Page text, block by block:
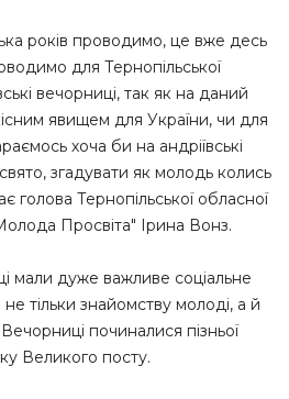
років проводимо, це вже десь
для Тернопільської
вечорниці, так як на даний
явищем для України, чи для
хоча би на андріївські
згадувати як молодь колись
голова Тернопільської обласної
Просвіта" Ірина Вонз.
мали дуже важливе соціальне
тільки знайомству молоді, а й
починалися пізньої
Великого посту.